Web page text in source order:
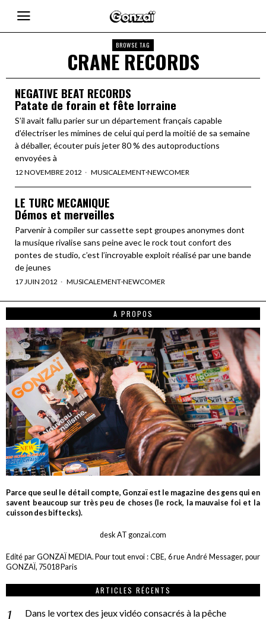
BROWSE TAG
CRANE RECORDS
NEGATIVE BEAT RECORDS
Patate de forain et fête lorraine
S’il avait fallu parier sur un département français capable
d’électriser les mimines de celui qui perd la moitié de sa semaine
à déballer, écouter puis jeter 80 % des autoproductions
envoyées à
12 NOVEMBRE 2012 MUSICALEMENT·NEWCOMER
LE TURC MECANIQUE
Démos et merveilles
Parvenir à compiler sur cassette sept groupes anonymes dont
la musique rivalise sans peine avec le rock tout confort des
pontes de studio, c’est l’incroyable exploit réalisé par une bande
de jeunes
17 JUIN 2012 MUSICALEMENT·NEWCOMER
A PROPOS
Parce que seul le détail compte, Gonzaï est le magazine des gens qui en
savent beaucoup sur très peu de choses (le rock, la mauvaise foi et la
cuisson des biftecks).
desk AT gonzai.com
Edité par GONZAÏ MEDIA. Pour tout envoi : CBE, 6 rue André Messager, pour
GONZAÏ, 75018 Paris
ARTICLES RÉCENTS
Dans le vortex des jeux vidéo consacrés à la pêche